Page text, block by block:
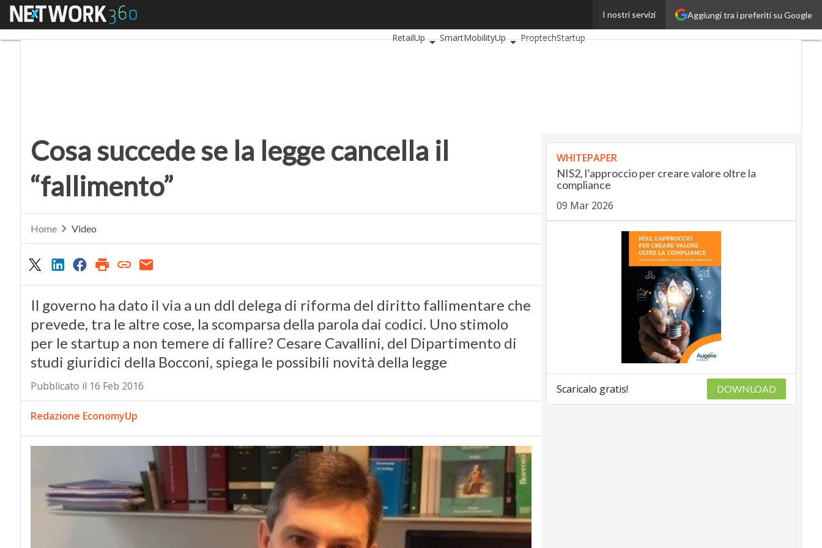
Aggiungi tra i preferiti su Google
I nostri servizi
Menu
InsuranceUp
RetailUp
SmartMobilityUp ProptechStartup
Cosa succede se la legge cancella il
“fallimento”
Home Video
Il governo ha dato il via a un ddl delega di riforma del diritto fallimentare che
prevede, tra le altre cose, la scomparsa della parola dai codici. Uno stimolo
per le startup a non temere di fallire? Cesare Cavallini, del Dipartimento di
studi giuridici della Bocconi, spiega le possibili novità della legge
Pubblicato il 16 Feb 2016
Redazione EconomyUp
WHITEPAPER
NIS2, l’approccio per creare valore oltre la
compliance
09 Mar 2026
Scaricalo gratis! DOWNLOAD